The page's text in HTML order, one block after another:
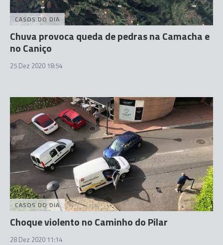
CASOS DO DIA
Chuva provoca queda de pedras na Camacha e
no Caniço
25 Dez 2020 18:54
CASOS DO DIA
Choque violento no Caminho do Pilar
28 Dez 2020 11:14